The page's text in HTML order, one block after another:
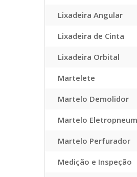
Lixadeira Angular
Lixadeira de Cinta
Lixadeira Orbital
Martelete
Martelo Demolidor
Martelo
Martelo Perfurador
Medição e Inspeção